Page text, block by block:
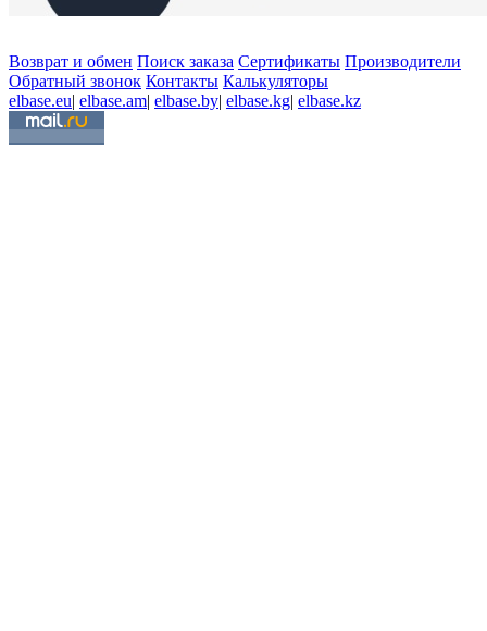
Возврат и обмен Поиск заказа Сертификаты Производители
Обратный звонок Контакты Калькуляторы
elbase.eu| elbase.am| elbase.by| elbase.kg| elbase.kz